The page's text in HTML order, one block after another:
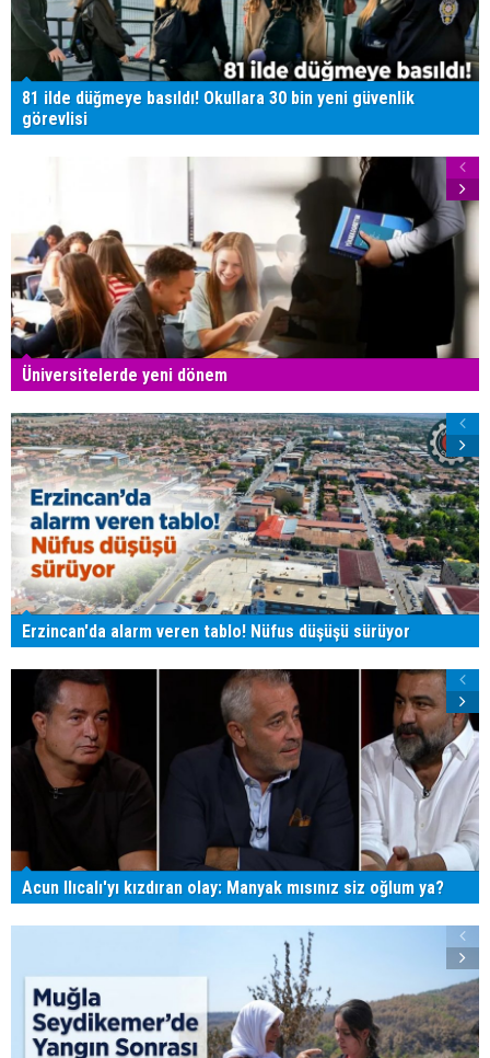
81 ilde düğmeye basıldı! Okullara 30 bin yeni güvenlik
görevlisi
Üniversitelerde yeni dönem
Erzincan'da alarm veren tablo! Nüfus düşüşü sürüyor
Acun Ilıcalı'yı kızdıran olay: Manyak mısınız siz oğlum ya?